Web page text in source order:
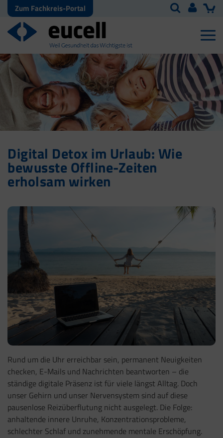
Zum Fachkreis-Portal
Digital Detox im Urlaub: Wie
bewusste Offline-Zeiten
erholsam wirken
Rund um die Uhr erreichbar sein, permanent Neuigkeiten
checken, E-Mails und Nachrichten beantworten – die
ständige digitale Präsenz ist für viele längst Alltag. Doch
unser Gehirn und unser Nervensystem sind auf diese
pausenlose Reizüberflutung nicht ausgelegt. Die Folge:
anhaltende innere Unruhe, Konzentrationsprobleme,
schlechter Schlaf und zunehmende mentale Erschöpfung.